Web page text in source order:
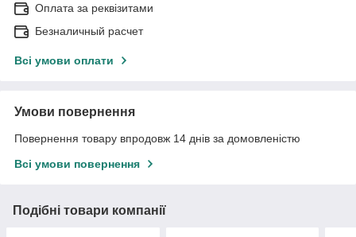
Оплата за реквізитами
Безналичный расчет
Всі умови оплати
Умови повернення
Повернення товару впродовж 14 днів за домовленістю
Всі умови повернення
Подібні товари компанії